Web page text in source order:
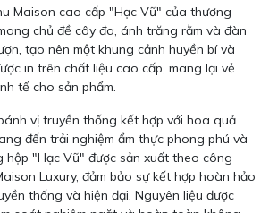
Maison cao cấp "Hạc Vũ" của thương
chủ đề cây đa, ánh trăng rằm và đàn
tạo nên một khung cảnh huyền bí và
in trên chất liệu cao cấp, mang lại vẻ
tế cho sản phẩm.
vị truyền thống kết hợp với hoa quả
đến trải nghiệm ẩm thực phong phú và
hộp "Hạc Vũ" được sản xuất theo công
Luxury, đảm bảo sự kết hợp hoàn hảo
thống và hiện đại. Nguyên liệu được